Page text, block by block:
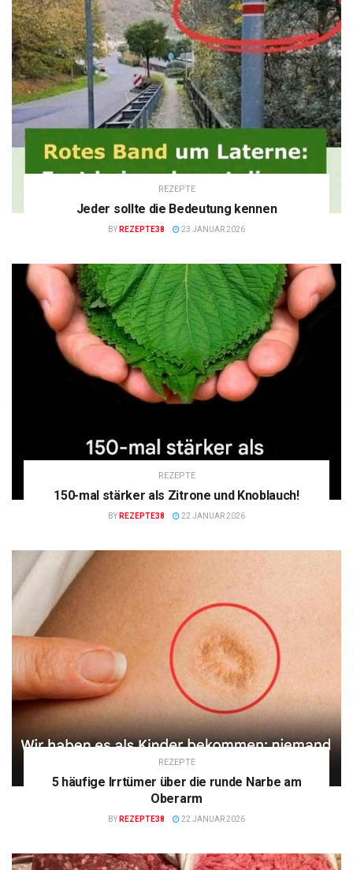
REZEPTE
Jeder sollte die Bedeutung kennen
BY REZEPTE38 23 JANUAR 2026
REZEPTE
150-mal stärker als Zitrone und Knoblauch!
BY REZEPTE38 22 JANUAR 2026
REZEPTE
5 häufige Irrtümer über die runde Narbe am
Oberarm
BY REZEPTE38 22 JANUAR 2026